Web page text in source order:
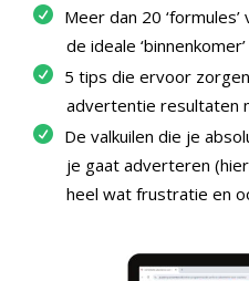
Meer dan 20
de ideale ‘binnenkomer’
5 tips die ervoor
advertentie resultaten
De valkuilen die je
je gaat adverteren
heel wat frustratie en